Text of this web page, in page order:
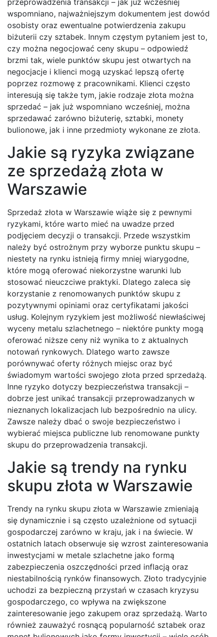
przeprowadzenia transakcji – jak już wcześniej
wspomniano, najważniejszym dokumentem jest dowód
osobisty oraz ewentualne potwierdzenia zakupu
biżuterii czy sztabek. Innym częstym pytaniem jest to,
czy można negocjować ceny skupu – odpowiedź
brzmi tak, wiele punktów skupu jest otwartych na
negocjacje i klienci mogą uzyskać lepszą ofertę
poprzez rozmowę z pracownikami. Klienci często
interesują się także tym, jakie rodzaje złota można
sprzedać – jak już wspomniano wcześniej, można
sprzedawać zarówno biżuterię, sztabki, monety
bulionowe, jak i inne przedmioty wykonane ze złota.
Jakie są ryzyka związane
ze sprzedażą złota w
Warszawie
Sprzedaż złota w Warszawie wiąże się z pewnymi
ryzykami, które warto mieć na uwadze przed
podjęciem decyzji o transakcji. Przede wszystkim
należy być ostrożnym przy wyborze punktu skupu –
niestety na rynku istnieją firmy mniej wiarygodne,
które mogą oferować niekorzystne warunki lub
stosować nieuczciwe praktyki. Dlatego zaleca się
korzystanie z renomowanych punktów skupu z
pozytywnymi opiniami oraz certyfikatami jakości
usług. Kolejnym ryzykiem jest możliwość niewłaściwej
wyceny metalu szlachetnego – niektóre punkty mogą
oferować niższe ceny niż wynika to z aktualnych
notowań rynkowych. Dlatego warto zawsze
porównywać oferty różnych miejsc oraz być
świadomym wartości swojego złota przed sprzedażą.
Inne ryzyko dotyczy bezpieczeństwa transakcji –
dobrze jest unikać transakcji przeprowadzanych w
nieznanych lokalizacjach lub bezpośrednio na ulicy.
Zawsze należy dbać o swoje bezpieczeństwo i
wybierać miejsca publiczne lub renomowane punkty
skupu do przeprowadzenia transakcji.
Jakie są trendy na rynku
skupu złota w Warszawie
Trendy na rynku skupu złota w Warszawie zmieniają
się dynamicznie i są często uzależnione od sytuacji
gospodarczej zarówno w kraju, jak i na świecie. W
ostatnich latach obserwuje się wzrost zainteresowania
inwestycjami w metale szlachetne jako formą
zabezpieczenia oszczędności przed inflacją oraz
niestabilnością rynków finansowych. Złoto tradycyjnie
uchodzi za bezpieczną przystań w czasach kryzysu
gospodarczego, co wpływa na zwiększone
zainteresowanie jego zakupem oraz sprzedażą. Warto
również zauważyć rosnącą popularność sztabek oraz